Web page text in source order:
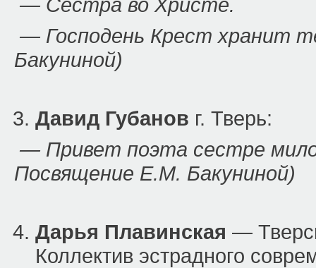
— Сестра во Христе.
— Господень Крест хранит
Бакуниной)
Давид Губанов г. Тверь:
— Привет поэта сестре
Посвящение Е.М. Бакуниной)
Дарья Плавинская —
Коллектив эстрадного